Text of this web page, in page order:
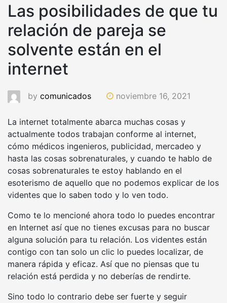
Las posibilidades de que tu
relación de pareja se
solvente están en el
internet
by comunicados noviembre 16, 2021
La internet totalmente abarca muchas cosas y
actualmente todos trabajan conforme al internet,
cómo médicos ingenieros, publicidad, mercadeo y
hasta las cosas sobrenaturales, y cuando te hablo de
cosas sobrenaturales te estoy hablando en el
esoterismo de aquello que no podemos explicar de los
videntes que lo saben todo y lo ven todo.
Como te lo mencioné ahora todo lo puedes encontrar
en Internet así que no tienes excusas para no buscar
alguna solución para tu relación. Los videntes están
contigo con tan solo un clic lo puedes localizar, de
manera rápida y eficaz. Así que no piensas que tu
relación está perdida y no deberías de rendirte.
Sino todo lo contrario debe ser fuerte y seguir